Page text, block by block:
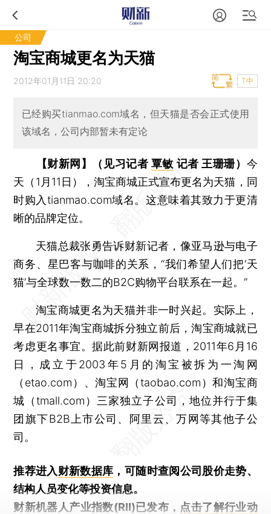
公司
淘宝商城更名为天猫
2012年01月11日 20:20 T中
已经购买tianmao.com域名，但天猫是否会正式使用
该域名，公司内部暂未有定论
【财新网】（见习记者 覃敏 记者 王珊珊） 今
天（1月11日），淘宝商城正式宣布更名为天猫，同
时购入tianmao.com域名。这意味着其致力于更清
晰的品牌定位。
天猫总裁张勇告诉财新记者，像亚马逊与电子
商务、星巴客与咖啡的关系，“我们希望人们把‘天
猫’与全球数一数二的B2C购物平台联系在一起。”
淘宝商城更名为天猫并非一时兴起。实际上，
早在2011年淘宝商城拆分独立前后，淘宝商城就已
考虑更名事宜。据此前财新网报道，2011年6月16
日，成立于2003年5月的淘宝被拆为一淘网
（etao.com）、淘宝网（taobao.com）和淘宝商
城（tmall.com）三家独立子公司，地位并行于集
团旗下B2B上市公司、阿里云、万网等其他子公
司。
推荐进入财新数据库 ，可随时查阅公司股价走势、
结构人员变化等投资信息。
财新机器人产业指数(RII)已发布， 点击了解行业动